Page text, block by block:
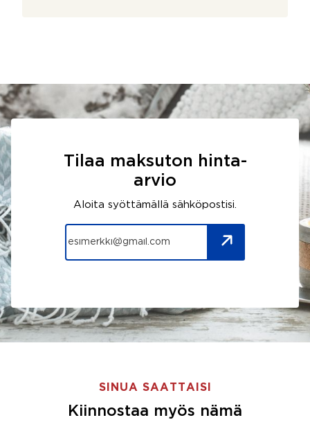
Tilaa maksuton hinta-
arvio
Aloita syöttämällä sähköpostisi.
SINUA SAATTAISI
Kiinnostaa myös nämä